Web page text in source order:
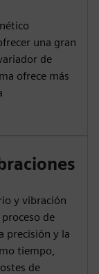
una gran
de
ofrece más
y vibración
de
precisión y la
tiempo,
de